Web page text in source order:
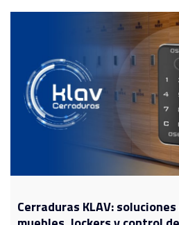
Cerraduras KLAV: